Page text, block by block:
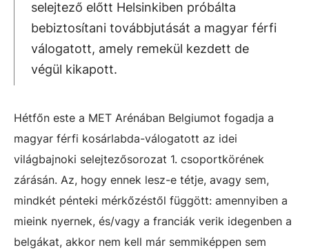
selejtező előtt Helsinkiben próbálta
bebiztosítani továbbjutását a magyar férfi
válogatott, amely remekül kezdett de
végül kikapott.
Hétfőn este a MET Arénában Belgiumot fogadja a
magyar férfi kosárlabda-válogatott az idei
világbajnoki selejtezősorozat 1. csoportkörének
zárásán. Az, hogy ennek lesz-e tétje, avagy sem,
mindkét pénteki mérkőzéstől függött: amennyiben a
mieink nyernek, és/vagy a franciák verik idegenben a
belgákat, akkor nem kell már semmiképpen sem